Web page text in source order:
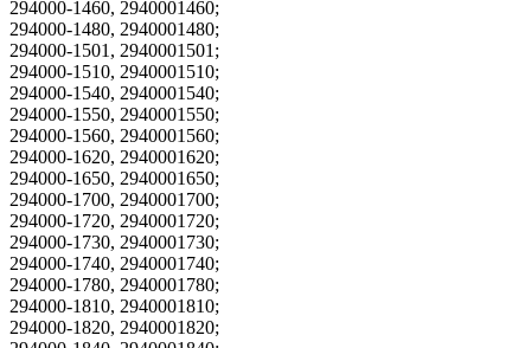
294000-1460, 2940001460;
294000-1480, 2940001480;
294000-1501, 2940001501;
294000-1510, 2940001510;
294000-1540, 2940001540;
294000-1550, 2940001550;
294000-1560, 2940001560;
294000-1620, 2940001620;
294000-1650, 2940001650;
294000-1700, 2940001700;
294000-1720, 2940001720;
294000-1730, 2940001730;
294000-1740, 2940001740;
294000-1780, 2940001780;
294000-1810, 2940001810;
294000-1820, 2940001820;